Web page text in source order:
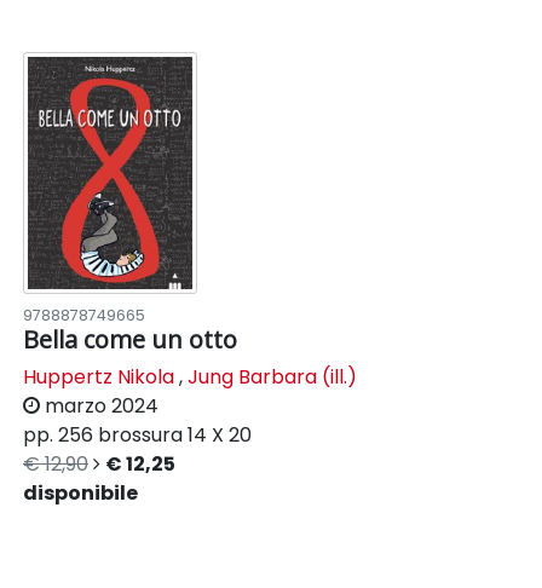
9788878749665
Bella come un otto
Huppertz Nikola,Jung Barbara (ill.)
marzo 2024
pp. 256 brossura14 X 20
€ 12,90
€ 12,25
disponibile